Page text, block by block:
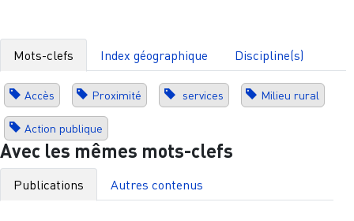
Mots-clefs Index géographique Discipline(s)
Accès Proximité services Milieu rural
Action publique
Avec les mêmes mots-clefs
Publications Autres contenus